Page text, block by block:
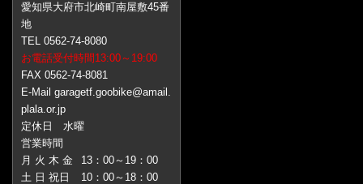
愛知県大府市北崎町南屋敷45番
地
TEL 0562-74-8080
お電話受付時間13:00～19:00
FAX 0562-74-8081
E-Mail garagetf.goobike@amail.
plala.or.jp
定休日 水曜
営業時間
月 火 木 金
13：00～19：00
土 日 祝日
10：00～18：00